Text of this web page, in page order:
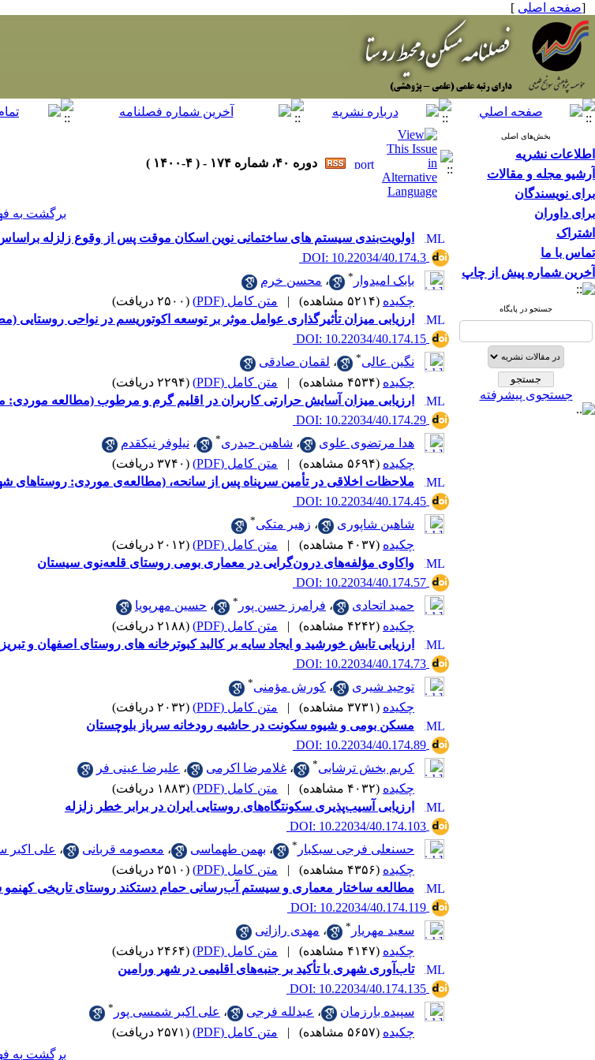
[صفحه اصلی ]
بخش‌های اصلی
اطلاعات نشریه
آرشیو مجله و مقالات
برای نویسندگان
برای داوران
اشتراک
تماس با ما
آخرین شماره پیش از چاپ
جستجو در پایگاه
جستجوی پیشرفته
دوره ۴۰، شماره ۱۷۴ - ( ۴-۱۴۰۰ )
برگشت به
اولویت‌بندی سیستم‌ های ساختمانی نوین اسکان موقت پس از وقوع زلزله
‎ DOI: 10.22034/40.174.3
بابک امیدوار * ، محسن خرم
چکیده (۵۲۱۴ مشاهده) | متن کامل (PDF)
(۲۵۰۰ دریافت)
ارزیابی میزان تأثیرگذاری عوامل موثر بر توسعه اکوتوریسم در نواحی
‎ DOI: 10.22034/40.174.15
نگین عالی* ، لقمان صادقی
چکیده (۴۵۳۴ مشاهده) | متن کامل (PDF)
(۲۲۹۴ دریافت)
ارزیابی میزان آسایش حرارتی کاربران در اقلیم گرم و مرطوب (مطالعه
‎ DOI: 10.22034/40.174.29
هدا مرتضوی علوی
، شاهین حیدری* ، نیلوفر نیکقدم
چکیده (۵۶۹۴ مشاهده) | متن کامل (PDF)
(۳۷۴۰ دریافت)
ملاحظات اخلاقی در تأمین سرپناه پس از سانحه، (مطالعه‌ی موردی: روستاهای شهرستان آق قلا
‎ DOI: 10.22034/40.174.45
شاهین شاپوری
، زهیر متکی*
چکیده (۴۰۳۷ مشاهده) | متن کامل (PDF)
(۲۰۱۲ دریافت)
واکاوی مؤلفه‌های درون‌گرایی در معماری بومی روستای قلعه‌نوی سیستان
‎ DOI: 10.22034/40.174.57
حمید اتحادی
، فرامرز حسن پور * ، حسین مهرپویا
چکیده (۴۲۴۲ مشاهده) | متن کامل (PDF)
(۲۱۸۸ دریافت)
ارزیابی تابش خورشید و ایجاد سایه بر کالبد کبوترخانه های روستای اصفهان و تبریز
‎ DOI: 10.22034/40.174.73
توحید شیری
، کورش مؤمنی*
چکیده (۳۷۳۱ مشاهده) | متن کامل (PDF)
(۲۰۳۲ دریافت)
مسکن بومی و شیوه سکونت در حاشیه رودخانه سرباز بلوچستان
‎ DOI: 10.22034/40.174.89
کریم بخش ترشابی* ، غلامرضا اکرمی ، علیرضا عینی فر
چکیده (۴۰۳۲ مشاهده) | متن کامل (PDF)
(۱۸۸۳ دریافت)
ارزیابی آسیب‌پذیری سکونتگاه‌های روستایی ایران در برابر خطر زلزله
‎ DOI: 10.22034/40.174.103
حسنعلی فرجی سبکبار * ، بهمن طهماسی ، معصومه قربانی ، علی
چکیده (۴۳۵۶ مشاهده) | متن کامل (PDF)
(۲۵۱۰ دریافت)
مطالعه ساختار معماری و سیستم آب‌رسانی حمام دستکند روستای تاریخی
‎ DOI: 10.22034/40.174.119
سعید مهریار * ، مهدی رازانی
چکیده (۴۱۴۷ مشاهده) | متن کامل (PDF)
(۲۴۶۴ دریافت)
تاب‌آوری شهری با تأکید بر جنبه‌های اقلیمی در شهر ورامین
‎ DOI: 10.22034/40.174.135
سپیده بارزمان
، عبدلله فرجی ، علی اکبر شمسی پور *
چکیده (۵۶۵۷ مشاهده) | متن کامل (PDF)
(۲۵۷۱ دریافت)
برگشت به